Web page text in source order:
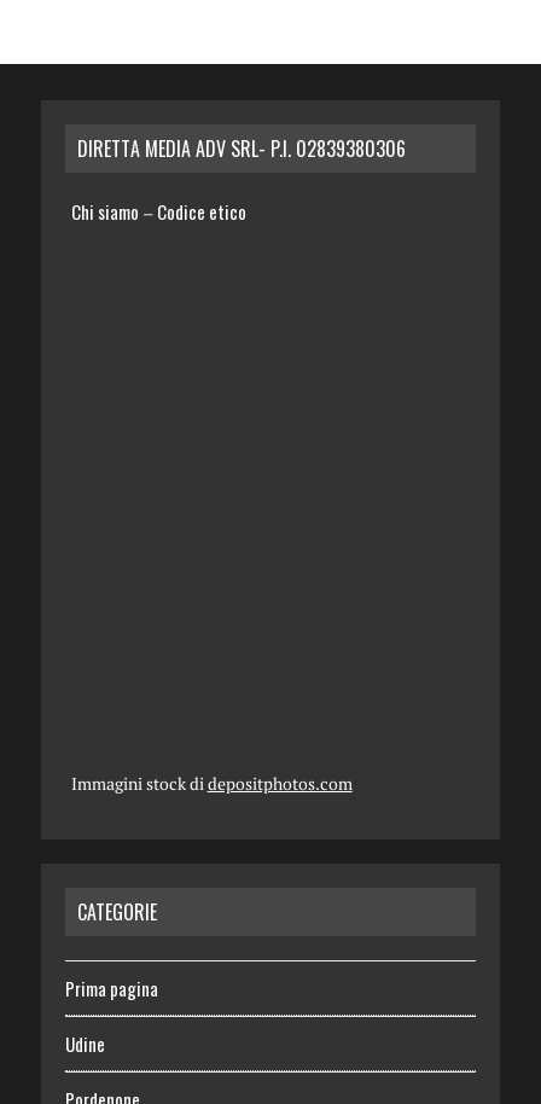
DIRETTA MEDIA ADV SRL- P.I. 02839380306
Chi siamo – Codice etico
Immagini stock didepositphotos.com
CATEGORIE
Prima pagina
Udine